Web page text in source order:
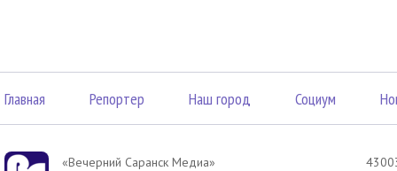
Главная Репортер Наш город Социум
«Вечерний Саранск Mедиа»